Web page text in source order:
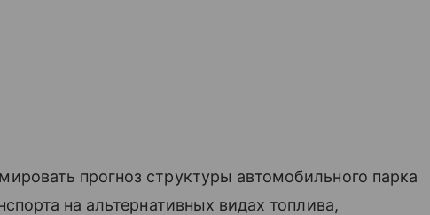
прогноз структуры автомобильного парка
на альтернативных видах топлива,